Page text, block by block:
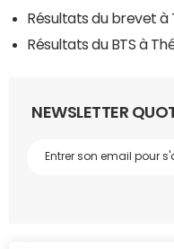
Résultats du brevet
Résultats du BTS à
NEWSLETTER